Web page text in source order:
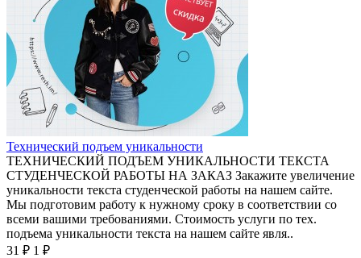
Технический подъем уникальности
ТЕХНИЧЕСКИЙ ПОДЪЕМ УНИКАЛЬНОСТИ ТЕКСТА
СТУДЕНЧЕСКОЙ РАБОТЫ НА ЗАКАЗ Закажите увеличение
уникальности текста студенческой работы на нашем сайте.
Мы подготовим работу к нужному сроку в соответствии со
всеми вашими требованиями. Стоимость услуги по тех.
подъема уникальности текста на нашем сайте явля..
31 ₽ 1 ₽